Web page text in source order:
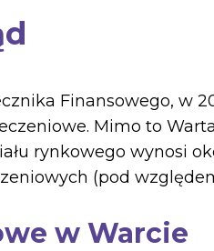
Finansowego, w
Mimo to
rynkowego wynosi
(pod
w Warcie